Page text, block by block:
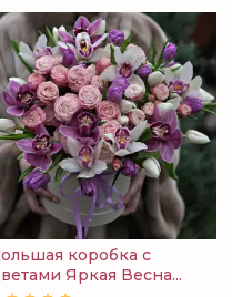
коробка с
Яркая Весна...